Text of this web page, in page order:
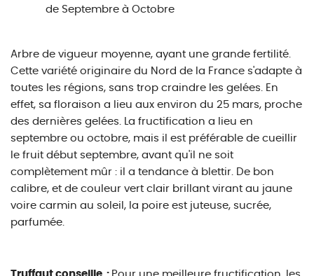
de Septembre à Octobre
Arbre de vigueur moyenne, ayant une grande fertilité.
Cette variété originaire du Nord de la France s'adapte à
toutes les régions, sans trop craindre les gelées. En
effet, sa floraison a lieu aux environ du 25 mars, proche
des dernières gelées. La fructification a lieu en
septembre ou octobre, mais il est préférable de cueillir
le fruit début septembre, avant qu'il ne soit
complètement mûr : il a tendance à blettir. De bon
calibre, et de couleur vert clair brillant virant au jaune
voire carmin au soleil, la poire est juteuse, sucrée,
parfumée.